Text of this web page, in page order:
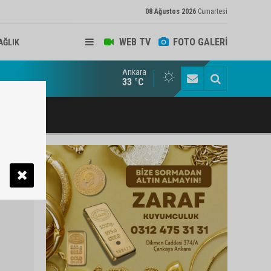
08 Ağustos 2026 Cumartesi
WEB TV FOTO GALERİ
ve Arabulucu Rüstem Yiğit Ahizer'e ziyaretçi akını
Ankara
33 °C